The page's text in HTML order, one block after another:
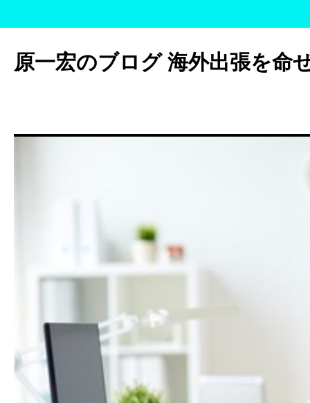
テ
ン
ッ
原一宏のブログ 海外出張を命